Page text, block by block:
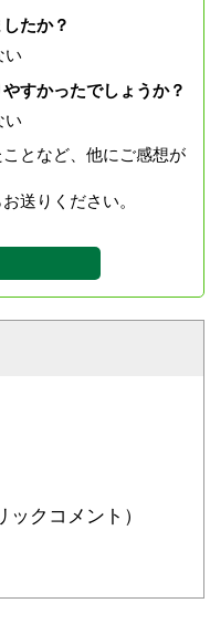
たか？
い
すかったでしょうか？
い
となど、他にご感想が
送りください。
クコメント）